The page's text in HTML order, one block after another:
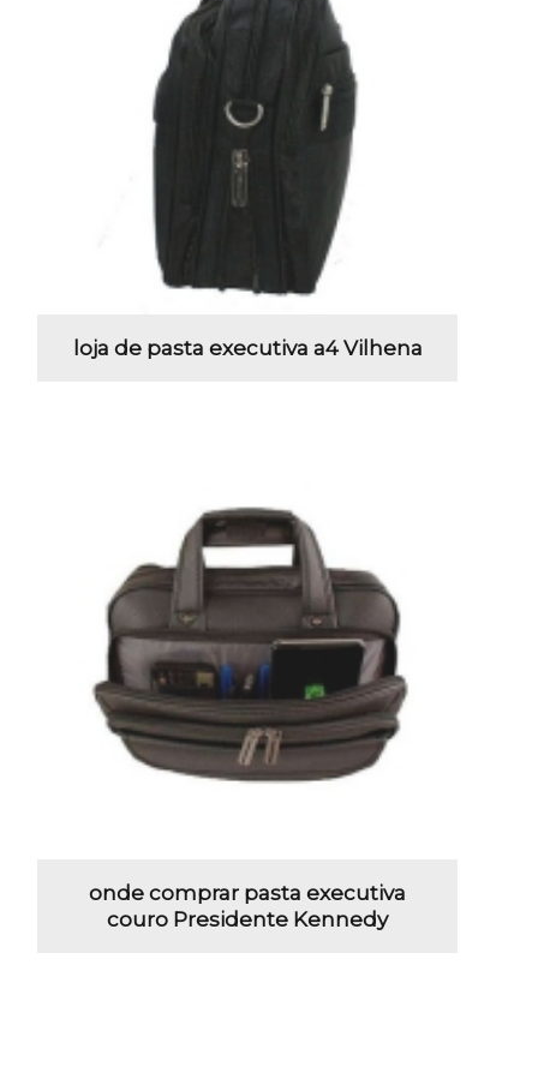
loja de pasta executiva a4 Vilhena
onde comprar pasta executiva
couro Presidente Kennedy